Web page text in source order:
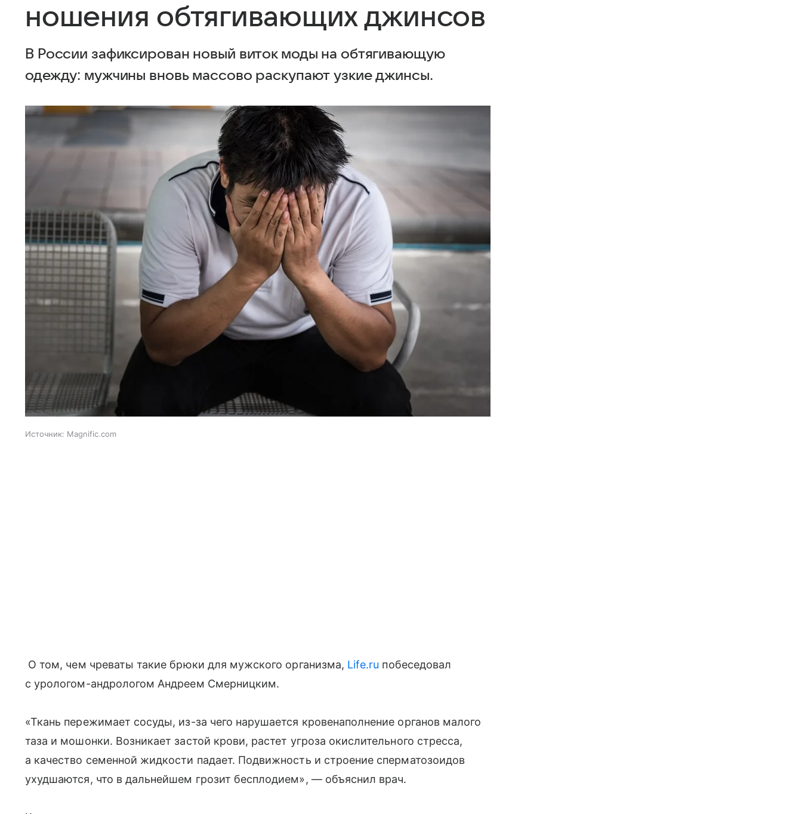
ношения обтягивающих джинсов
В России зафиксирован новый виток моды на обтягивающую
одежду: мужчины вновь массово раскупают узкие джинсы.
Источник: Magnific.com
О том, чем чреваты такие брюки для мужского организма, Life.ru побеседовал
с урологом-андрологом Андреем Смерницким.
«Ткань пережимает сосуды, из-за чего нарушается кровенаполнение органов малого
таза и мошонки. Возникает застой крови, растет угроза окислительного стресса,
а качество семенной жидкости падает. Подвижность и строение сперматозоидов
ухудшаются, что в дальнейшем грозит бесплодием», — объяснил врач.